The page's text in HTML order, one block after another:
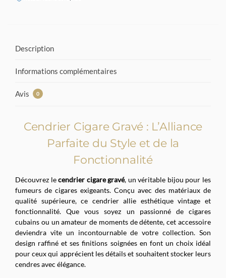
Description
Informations complémentaires
Avis 0
Cendrier Cigare Gravé : L’Alliance
Parfaite du Style et de la
Fonctionnalité
Découvrez lecendrier cigare gravé, un véritable bijou pour les
fumeurs de cigares exigeants. Conçu avec des matériaux de
qualité supérieure, ce cendrier allie esthétique vintage et
fonctionnalité. Que vous soyez un passionné de cigares
cubains ou un amateur de moments de détente, cet accessoire
deviendra vite un incontournable de votre collection. Son
design raffiné et ses finitions soignées en font un choix idéal
pour ceux qui apprécient les détails et souhaitent stocker leurs
cendres avec élégance.